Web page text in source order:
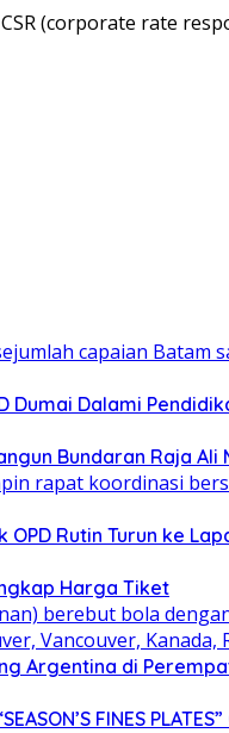
(corporate rate
Dumai Dalami
Bundaran Raja Ali
Rutin Turun ke
Harga Tiket
Argentina di
FINES